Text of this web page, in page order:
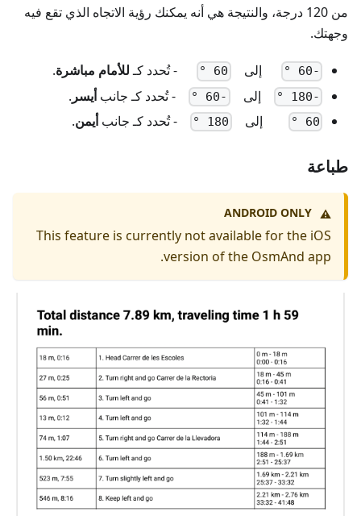
من 120 درجة، والنتيجة هي أنه يمكنك رؤية الاتجاه الذي تقع فيه
وجهتك.
-60 ° إلى 60 ° - تُحدد كـللأمام مباشرة.
-180 ° إلى -60 ° - تُحدد كـ جانبأيسر .
60 ° إلى 180 ° - تُحدد كـ جانبأيمن.
طباعة
⚠️
ANDROID ONLY
This feature is currently not available for the iOS
version of the OsmAnd app.